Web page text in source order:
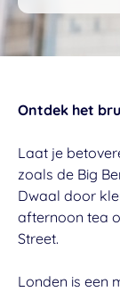
Ontdek het
Laat je
zoals de Big
Dwaal door
afternoon tea
Street.
Londen is een